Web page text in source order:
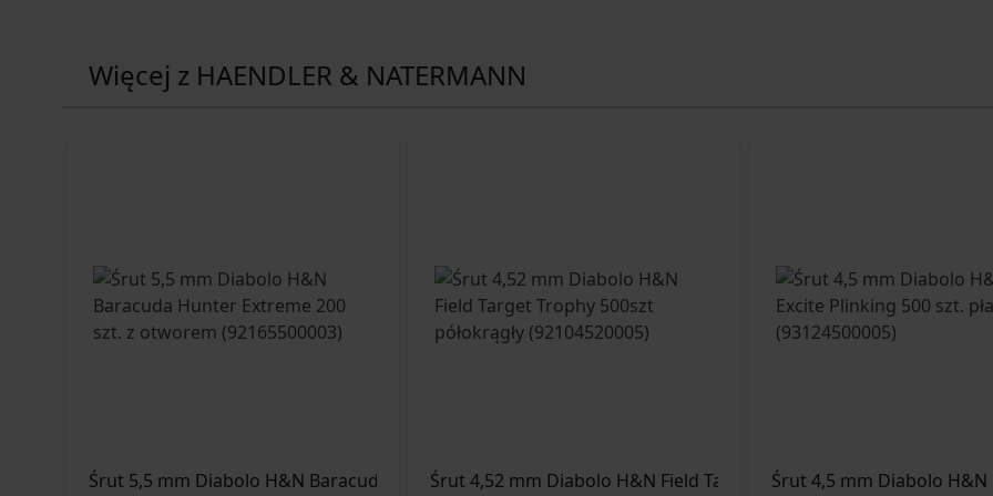
Więcej z HAENDLER & NATERMANN
Śrut 5,5 mm Diabolo H&N Baracuda Hunter Extreme 200 szt. z otworem (92165500003)
Śrut 4,52 mm Diabolo H&N Field Target Trophy 500szt półokrągły
Śrut 4,5 mm Diabolo H&N